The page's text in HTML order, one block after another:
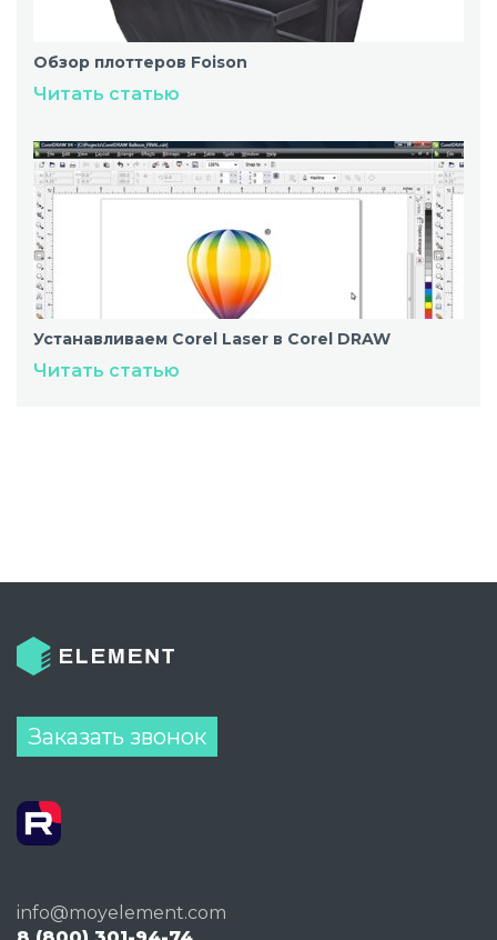
Обзор плоттеров Foison
Читать статью
Устанавливаем Corel Laser в Corel DRAW
Читать статью
Заказать звонок
info@moyelement.com